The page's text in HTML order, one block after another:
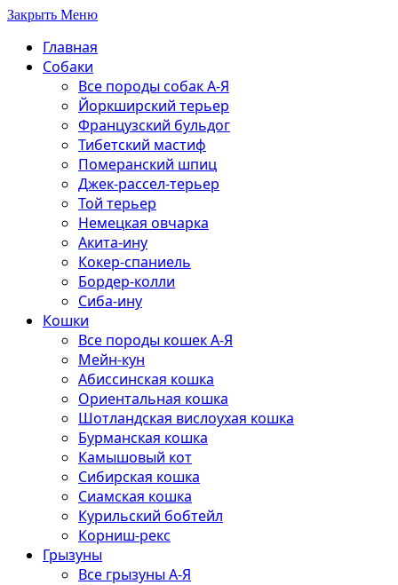
Закрыть Меню
Главная
Собаки
Все породы собак А-Я
Йоркширский терьер
Французский бульдог
Тибетский мастиф
Померанский шпиц
Джек-рассел-терьер
Той терьер
Немецкая овчарка
Акита-ину
Кокер-спаниель
Бордер-колли
Сиба-ину
Кошки
Все породы кошек А-Я
Мейн-кун
Абиссинская кошка
Ориентальная кошка
Шотландская вислоухая кошка
Бурманская кошка
Камышовый кот
Сибирская кошка
Сиамская кошка
Курильский бобтейл
Корниш-рекс
Грызуны
Все грызуны А-Я